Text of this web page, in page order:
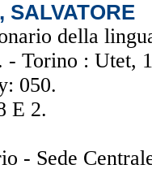
SALVATORE
della
Torino : Utet,
050.
E 2.
- Sede